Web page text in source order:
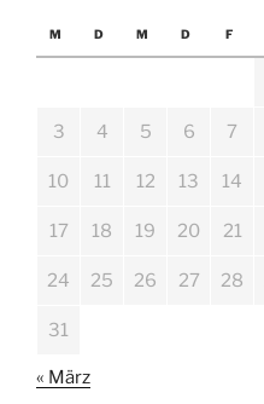
M D M D F
3 4 5 6 7
10 11 12 13 14
17 18 19 20 21
24 25 26 27 28
31
« März